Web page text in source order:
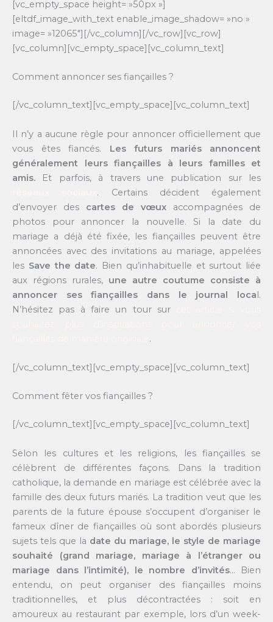
[vc_empty_space height= »50px »]
[eltdf_image_with_text enable_image_shadow= »no »
image= »12065″][/vc_column][/vc_row][vc_row]
[vc_column][vc_empty_space][vc_column_text]
Comment annoncer ses fiançailles ?
[/vc_column_text][vc_empty_space][vc_column_text]
Il n’y a aucune règle pour annoncer officiellement que
vous êtes fiancés. Les futurs mariés annoncent
généralement leurs fiançailles à leurs familles et
amis. Et parfois, à travers une publication sur les
. Certains décident également
d’envoyer des cartes de vœux accompagnées de
photos pour annoncer la nouvelle. Si la date du
mariage a déjà été fixée, les fiançailles peuvent être
annoncées avec des invitations au mariage, appelées
les Save the date. Bien qu’inhabituelle et surtout liée
aux régions rurales, une autre coutume consiste à
annoncer ses fiançailles dans le journal local.
N’hésitez pas à faire un tour sur
.
[/vc_column_text][vc_empty_space][vc_column_text]
Comment fêter vos fiançailles ?
[/vc_column_text][vc_empty_space][vc_column_text]
Selon les cultures et les religions, les fiançailles se
célèbrent de différentes façons. Dans la tradition
catholique, la demande en mariage est célébrée avec la
famille des deux futurs mariés. La tradition veut que les
parents de la future épouse s’occupent d’organiser le
fameux dîner de fiançailles où sont abordés plusieurs
sujets tels que la date du mariage, le style de mariage
souhaité (grand mariage, mariage à l’étranger ou
mariage dans l’intimité), le nombre d’invités… Bien
entendu, on peut organiser des fiançailles moins
traditionnelles, et plus décontractées : soit en
amoureux au restaurant par exemple, lors d’un week-